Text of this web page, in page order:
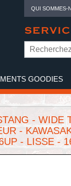
QUI SOMMES-
GOODIES
- WIDE
-
- LISSE -